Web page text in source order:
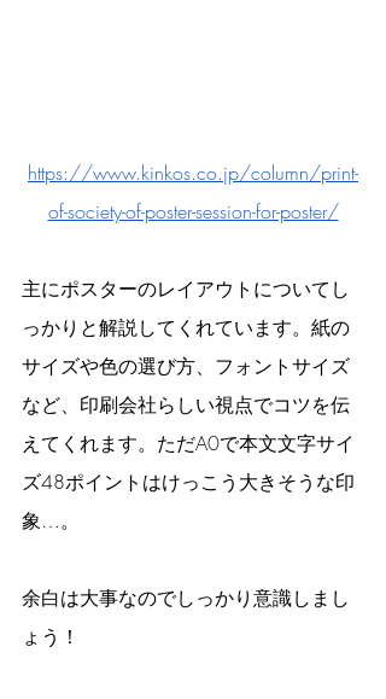
https://www.kinkos.co.jp/column/print-
of-society-of-poster-session-for-poster/
主にポスターのレイアウトについてし
っかりと解説してくれています。紙の
サイズや色の選び方、フォントサイズ
など、印刷会社らしい視点でコツを伝
えてくれます。ただA0で本文文字サイ
ズ48ポイントはけっこう大きそうな印
象…。
余白は大事なのでしっかり意識しまし
ょう！